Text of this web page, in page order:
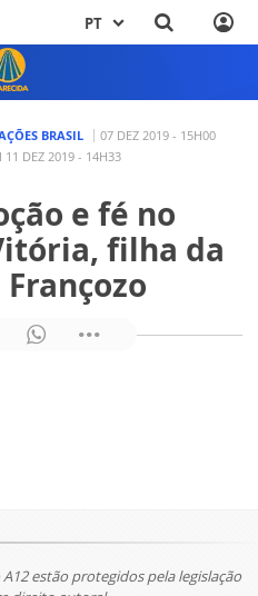
PT
BRASIL
07 DEZ 2019 - 15H00
11 DEZ 2019 - 14H33
e fé no
filha da
estão protegidos pela legislação